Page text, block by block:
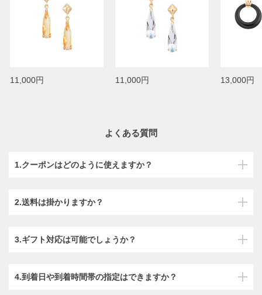
11,000円 11,000円 13,000円
よくある質問
1.クーポンはどのように使えますか？
2.送料は掛かりますか？
3.ギフト対応は可能でしょうか？
4.到着日や到着時間帯の指定はできますか？